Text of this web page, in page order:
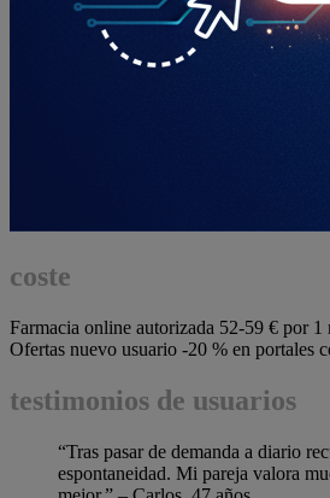
coste
Farmacia online autorizada 52-59 € por 1
Ofertas nuevo usuario -20 % en portales
testimonios de usuarios
“Tras pasar de demanda a diario
espontaneidad. Mi pareja valora